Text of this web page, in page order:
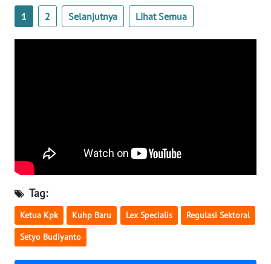
1 2 Selanjutnya Lihat Semua
Tag:
Ketua Kpk Kuhp Baru Lex Specialis Regulasi Sektoral
Setyo Budiyanto
JAMBI
SULTENG
SULBAR
WN
BABEL